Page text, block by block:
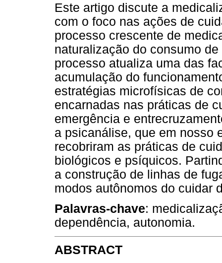
Este artigo discute a
com o foco nas ações de
processo crescente de
naturalização do consumo
processo atualiza uma das
acumulação do
estratégias microfísicas de
encarnadas nas práticas de
emergência e
a psicanálise, que em nosso
recobriram as práticas de
biológicos e psíquicos.
a construção de linhas de
modos autônomos do cuidar
Palavras-chave:
dependência, autonomia.
ABSTRACT